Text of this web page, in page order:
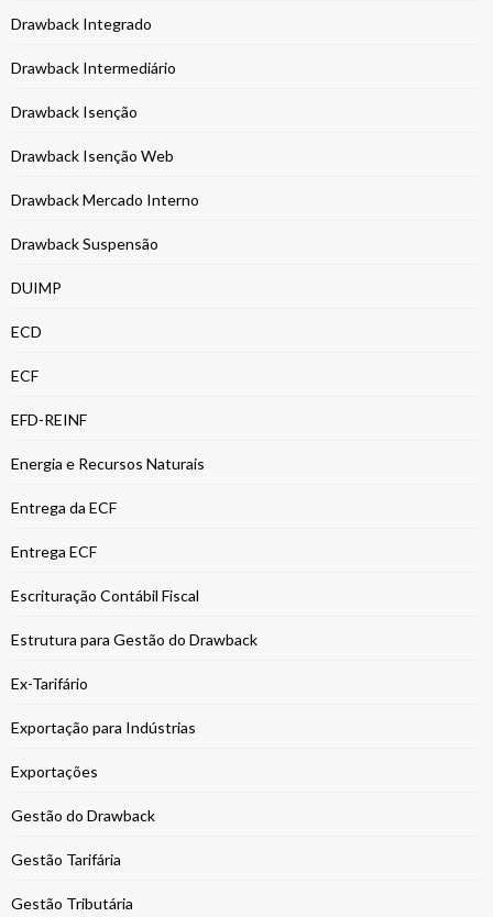
Drawback Integrado
Drawback Intermediário
Drawback Isenção
Drawback Isenção Web
Drawback Mercado Interno
Drawback Suspensão
DUIMP
ECD
ECF
EFD-REINF
Energia e Recursos Naturais
Entrega da ECF
Entrega ECF
Escrituração Contábil Fiscal
Estrutura para Gestão do Drawback
Ex-Tarifário
Exportação para Indústrias
Exportações
Gestão do Drawback
Gestão Tarifária
Gestão Tributária